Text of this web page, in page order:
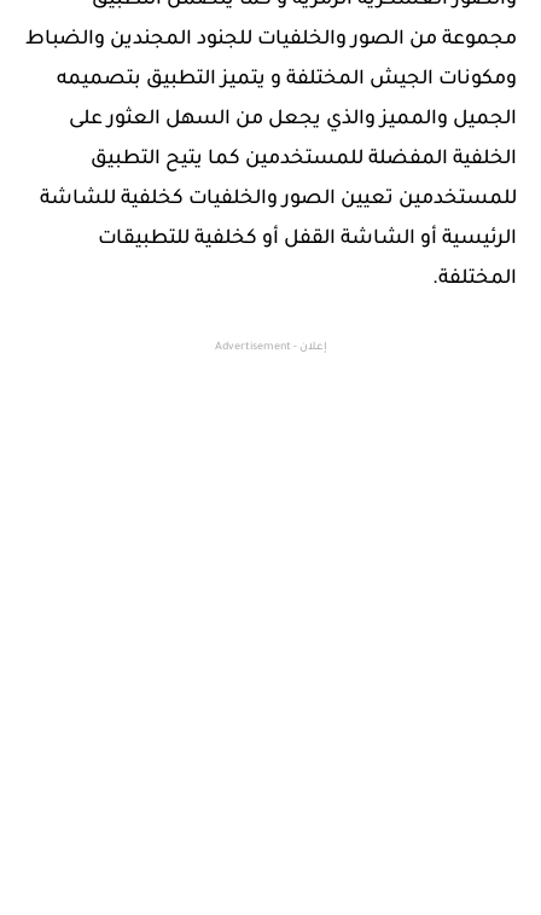
مجموعة من الصور والخلفيات للجنود المجندين والضباط
ومكونات الجيش المختلفة و يتميز التطبيق بتصميمه
الجميل والمميز والذي يجعل من السهل العثور على
الخلفية المفضلة للمستخدمين كما يتيح التطبيق
للمستخدمين تعيين الصور والخلفيات كخلفية للشاشة
الرئيسية أو الشاشة القفل أو كخلفية للتطبيقات
المختلفة.
إعلان - Advertisement